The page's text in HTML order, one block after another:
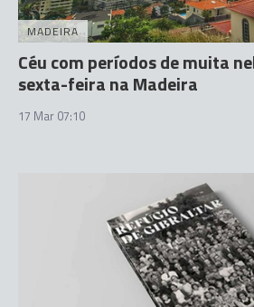
MADEIRA
Céu com períodos de muita
sexta-feira na Madeira
17 Mar 07:10